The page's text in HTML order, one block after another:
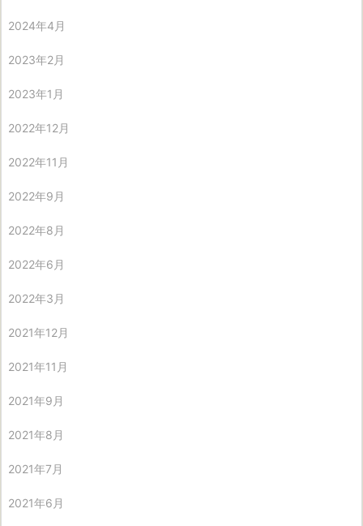
2024年4月
2023年2月
2023年1月
2022年12月
2022年11月
2022年9月
2022年8月
2022年6月
2022年3月
2021年12月
2021年11月
2021年9月
2021年8月
2021年7月
2021年6月